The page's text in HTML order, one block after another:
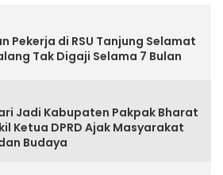
Pekerja di RSU Tanjung Selamat
Tak Digaji Selama 7 Bulan
Jadi Kabupaten Pakpak Bharat
Ketua DPRD Ajak Masyarakat
Budaya